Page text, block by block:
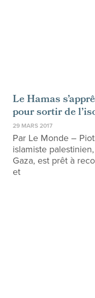
Le Hamas
pour sortir de
29 MARS 2017
Par Le Monde –
islamiste
Gaza, est prêt à
et